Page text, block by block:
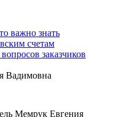
важно знать
счетам
заказчиков
Вадимовна
Мемрук Евгения